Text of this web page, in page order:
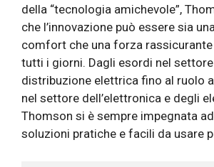
della “tecnologia amichevole”,
che l’innovazione può essere sia
comfort che una forza rassicurante
tutti i giorni. Dagli esordi nel
distribuzione elettrica fino al ruolo
nel settore dell’elettronica e degli
Thomson si è sempre impegnata
soluzioni pratiche e facili da usare